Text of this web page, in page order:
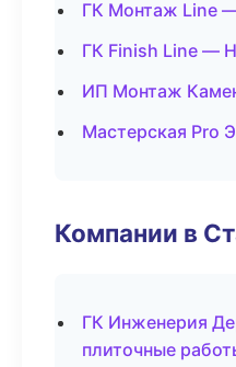
ГК Монтаж Line
ГК Finish Line —
ИП Монтаж
Мастерская Pro
Компании в
ГК Инженерия
плиточные